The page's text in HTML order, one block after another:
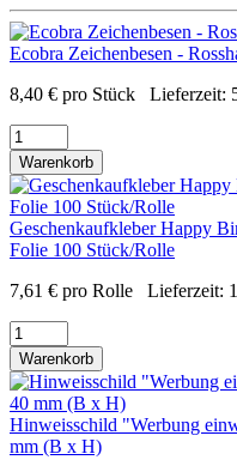
Ecobra Zeichenbesen -
8,40 € pro Stück Lieferzeit:
Warenkorb
Geschenkaufkleber Happy
Folie 100 Stück/Rolle
7,61 € pro Rolle Lieferzeit:
Warenkorb
Hinweisschild "Werbung
mm (B x H)